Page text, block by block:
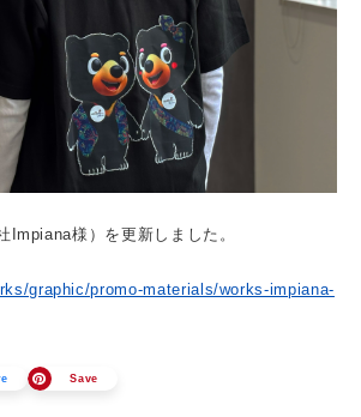
Impiana様）を更新しました。
graphic/promo-materials/works-impiana-
Save